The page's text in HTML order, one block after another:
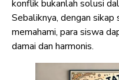
konflik bukanlah solusi
Sebaliknya, dengan sikap
memahami, para siswa
damai dan harmonis.